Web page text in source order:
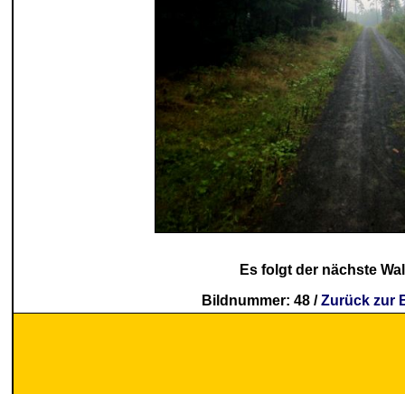
Es folgt der nächste
Bildnummer: 48 /Zurück zur